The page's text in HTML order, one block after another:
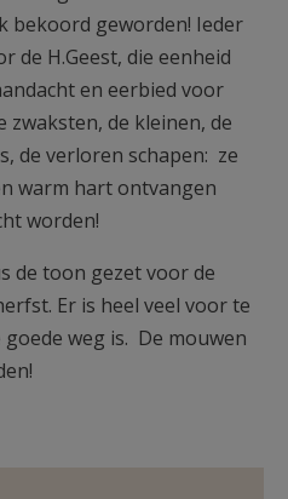
bekoord geworden! Ieder
de H.Geest, die eenheid
en eerbied voor
zwaksten, de kleinen, de
de verloren schapen: ze
warm hart ontvangen
worden!
de toon gezet voor de
Er is heel veel voor te
weg is. De mouwen